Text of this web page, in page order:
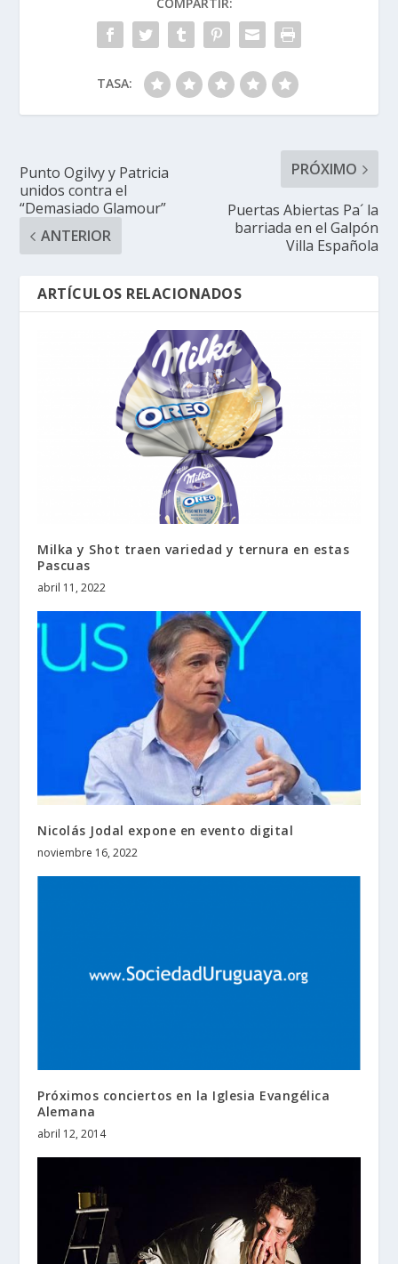
COMPARTIR:
TASA:
Punto Ogilvy y Patricia
unidos contra el
“Demasiado Glamour”
ANTERIOR
PRÓXIMO
Puertas Abiertas Pa´ la
barriada en el Galpón
Villa Española
ARTÍCULOS RELACIONADOS
Milka y Shot traen variedad y ternura en estas
Pascuas
abril 11, 2022
Nicolás Jodal expone en evento digital
noviembre 16, 2022
Próximos conciertos en la Iglesia Evangélica
Alemana
abril 12, 2014